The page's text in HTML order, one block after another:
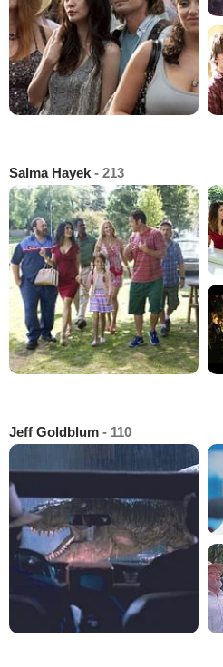
Salma Hayek - 213
Jeff Goldblum - 110